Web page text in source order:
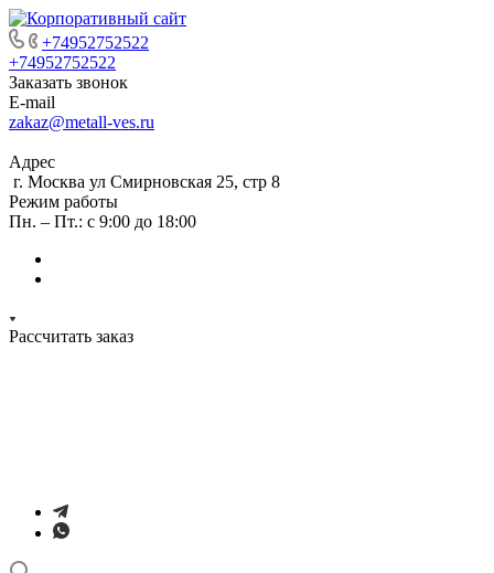
+74952752522
+74952752522
Заказать звонок
E-mail
zakaz@metall-ves.ru
Адрес
г. Москва ул Смирновская 25, стр 8
Режим работы
Пн. – Пт.: с 9:00 до 18:00
Рассчитать заказ